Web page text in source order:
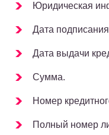
Юридическая
Дата
Дата выдачи
Сумма.
Номер
Полный номер